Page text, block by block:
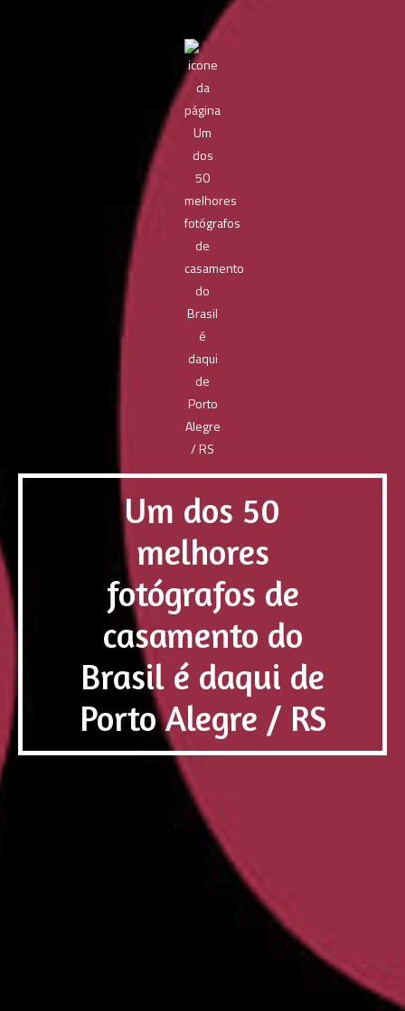
Um dos 50
melhores
fotógrafos de
casamento do
Brasil é daqui de
Porto Alegre / RS